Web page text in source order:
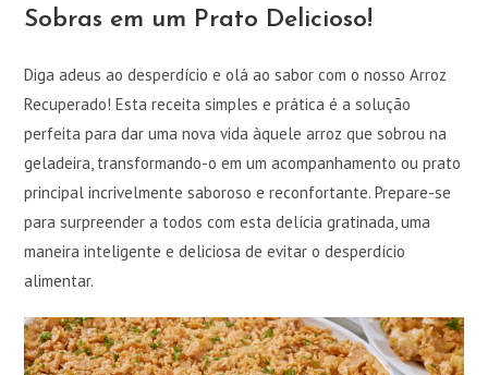
Sobras em um Prato Delicioso!
Diga adeus ao desperdício e olá ao sabor com o nosso Arroz
Recuperado! Esta receita simples e prática é a solução
perfeita para dar uma nova vida àquele arroz que sobrou na
geladeira, transformando-o em um acompanhamento ou prato
principal incrivelmente saboroso e reconfortante. Prepare-se
para surpreender a todos com esta delícia gratinada, uma
maneira inteligente e deliciosa de evitar o desperdício
alimentar.